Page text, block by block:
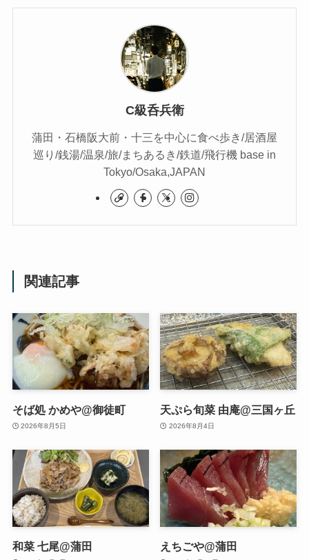
C級呑兵衛
蒲田・石橋阪大前・十三を中心に食べ歩き/居酒屋
巡り/銭湯/温泉/旅/まちあるき/鉄道/飛行機 base in
Tokyo/Osaka,JAPAN
関連記事
そば処 かめや@御徒町
2026年8月5日
天ぷら旬菜 由庵@三国ヶ丘
2026年8月4日
和菜 七尾@蒲田 えちごや@蒲田